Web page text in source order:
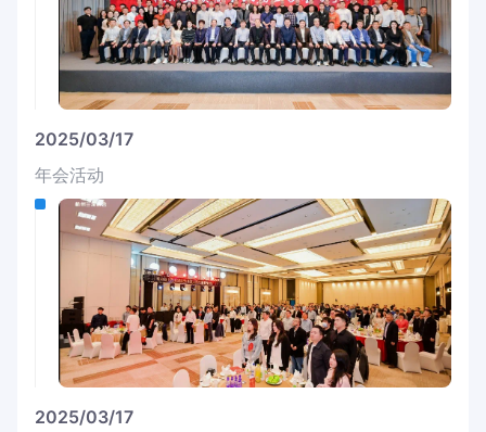
2025/03/17
年会活动
2025/03/17